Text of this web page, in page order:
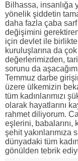
Bilhassa, insanlığa
yönelik şiddetin
daha fazla çaba
değişimini
için devlet ile
kuruluşlarına da
değerlerimizden,
sorunu da
Temmuz darbe
üzere ülkemizin
tüm kadınlarımızı
olarak hayatlarını
rahmet diliyorum.
eşlerini,
şehit
dünyadaki tüm
gönülden tebrik